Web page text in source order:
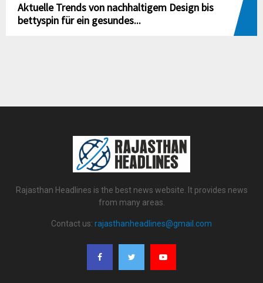
Aktuelle Trends von nachhaltigem Design bis
bettyspin für ein gesundes...
Rajasthan Headlines is the best news website. It provides news
from many areas.
Contact us: rajasthanheadlines@gmail.com